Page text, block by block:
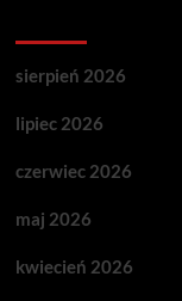
sierpień 2026
lipiec 2026
czerwiec 2026
maj 2026
kwiecień 2026